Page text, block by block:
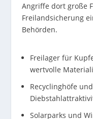
Angriffe dort große
Freilandsicherung
Behörden.
Freilager für
wertvolle
Recyclinghöfe
Solarparks und